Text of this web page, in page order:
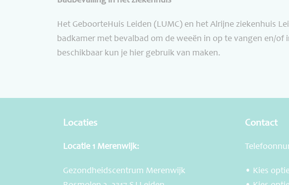
Het GeboorteHuis Leiden (LUMC) en het Alrijne ziekenhuis
badkamer met bevalbad om de weeën in op te vangen en/of
beschikbaar kun je hier gebruik van maken.
Locaties
Locatie 1 Merenwijk:
Gezondheidscentrum Merenwijk
Contact
• Kies